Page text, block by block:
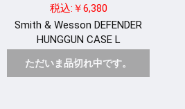
税込:￥6,380
Smith & Wesson DEFENDER
HUNGGUN CASE L
ただいま品切れ中です。